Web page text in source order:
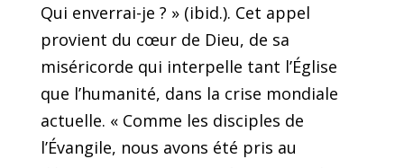
Qui enverrai-je ? » (ibid.). Cet appel
provient du cœur de Dieu, de sa
miséricorde qui interpelle tant l’Église
que l’humanité, dans la crise mondiale
actuelle. « Comme les disciples de
l’Évangile, nous avons été pris au